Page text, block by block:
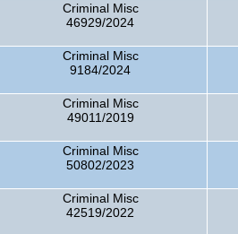
Criminal Misc
46929/2024
Criminal Misc
9184/2024
Criminal Misc
49011/2019
Criminal Misc
50802/2023
Criminal Misc
42519/2022